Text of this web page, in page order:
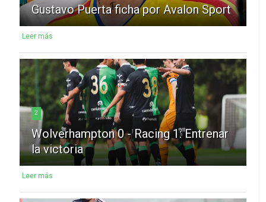
Gustavo Puerta ficha por Avalon Sport
Leer más
2
Wolverhampton 0 - Racing 1: Entrenar
la victoria
Leer más